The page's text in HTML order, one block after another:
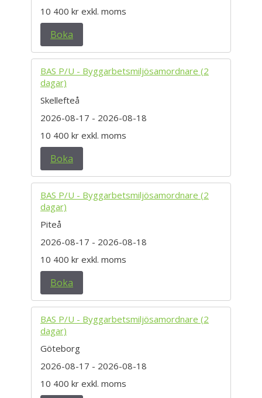
10 400 kr exkl. moms
Boka
BAS P/U - Byggarbetsmiljösamordnare (2
dagar)
Skellefteå
2026-08-17 - 2026-08-18
10 400 kr exkl. moms
Boka
BAS P/U - Byggarbetsmiljösamordnare (2
dagar)
Piteå
2026-08-17 - 2026-08-18
10 400 kr exkl. moms
Boka
BAS P/U - Byggarbetsmiljösamordnare (2
dagar)
Göteborg
2026-08-17 - 2026-08-18
10 400 kr exkl. moms